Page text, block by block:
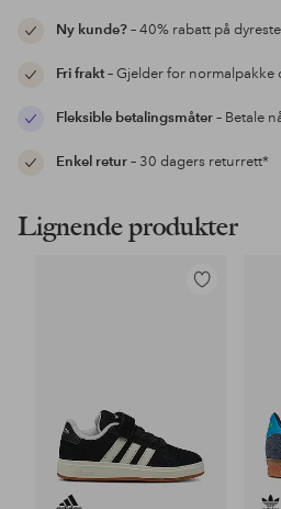
Ny kunde?– 40% rabatt på
Fri frakt– Gjelder for normalpakke
Fleksible betalingsmåter– Betale
Enkel retur– 30 dagers returrett*
Lignende produkter
Legg